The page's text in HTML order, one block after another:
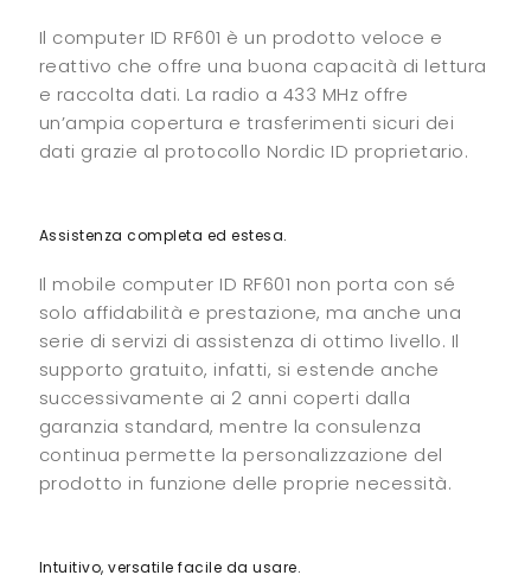
Il computer ID RF601 è un prodotto veloce e
reattivo che offre una buona capacità di lettura
e raccolta dati. La radio a 433 MHz offre
un’ampia copertura e trasferimenti sicuri dei
dati grazie al protocollo Nordic ID proprietario.
Assistenza completa ed estesa.
Il mobile computer ID RF601 non porta con sé
solo affidabilità e prestazione, ma anche una
serie di servizi di assistenza di ottimo livello. Il
supporto gratuito, infatti, si estende anche
successivamente ai 2 anni coperti dalla
garanzia standard, mentre la consulenza
continua permette la personalizzazione del
prodotto in funzione delle proprie necessità.
Intuitivo, versatile facile da usare.